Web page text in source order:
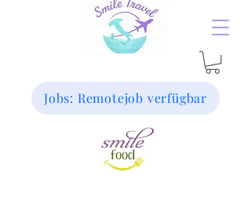
Jobs: Remotejob verfügbar